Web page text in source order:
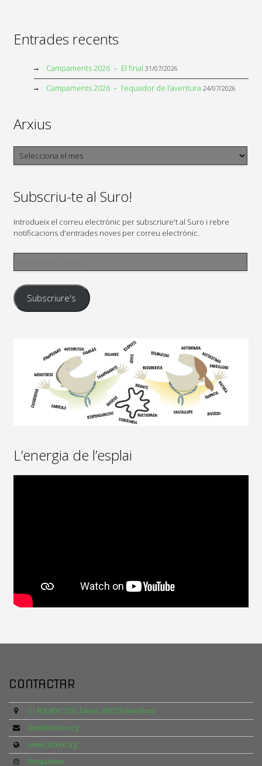
Entrades recents
Campaments 2026 – El final 31/07/2026
Campaments 2026 – l’equador de l’aventura 24/07/2026
Arxius
Arxius
Subscriu-te al Suro!
Introdueix el correu electrònic per subscriure't al Suro i rebre
notificacions d'entrades noves per correu electrònic.
Adreça
Subscriure's
L’energia de l’esplai
CONTACTAR
C/ Rocafort 236, baixos. 08029 Barcelona
boix@ceboix.org
www.ceboix.org
@esplaiboix